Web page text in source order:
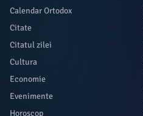
Calendar Ortodox
Citate
Citatul zilei
Cultura
Economie
Evenimente
Horoscop